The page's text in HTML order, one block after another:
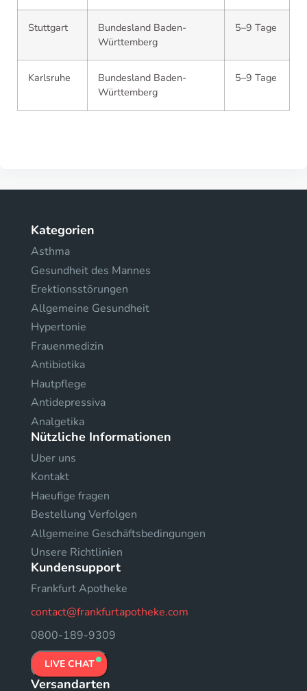
Stuttgart
Bundesland Baden-
Württemberg
5–9 Tage
Karlsruhe
Bundesland Baden-
Württemberg
5–9 Tage
Kategorien
Asthma
Gesundheit des Mannes
Erektionsstörungen
Allgemeine Gesundheit
Hypertonie
Frauenmedizin
Antibiotika
Hautpflege
Antidepressiva
Analgetika
Nützliche Informationen
Uber uns
Kontakt
Haeufige fragen
Bestellung Verfolgen
Allgemeine Geschäftsbedingungen
Unsere Richtlinien
Kundensupport
Frankfurt Apotheke
contact@frankfurtapotheke.com
0800-189-9309
LIVE CHAT
Versandarten